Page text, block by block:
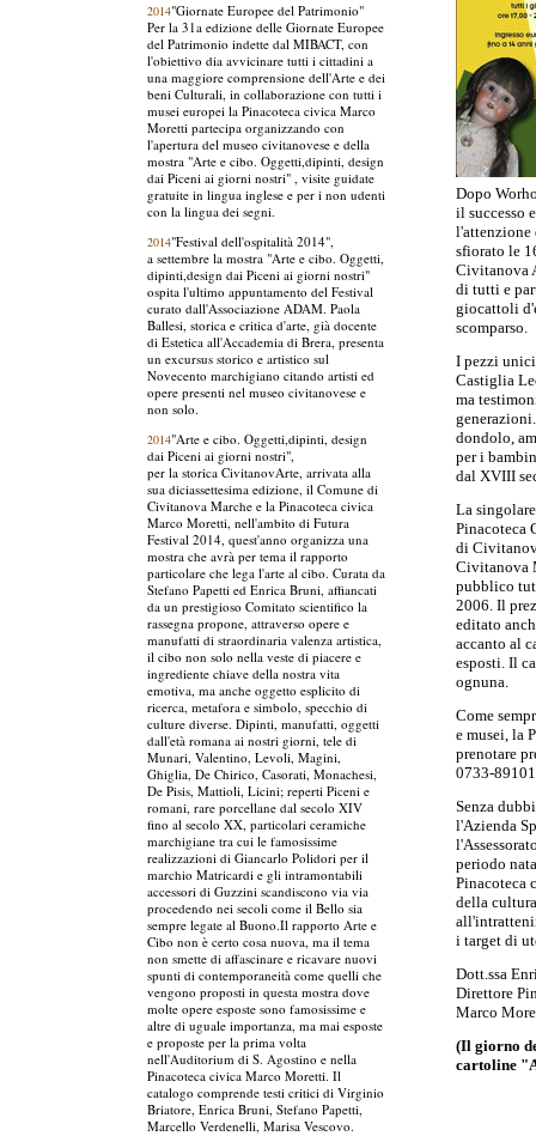
2014"Giornate Europee del Patrimonio"
Per la 31a edizione delle Giornate Europee
del Patrimonio indette dal MIBACT, con
l'obiettivo dia avvicinare tutti i cittadini a
una maggiore comprensione dell'Arte e dei
beni Culturali, in collaborazione con tutti i
musei europei la Pinacoteca civica Marco
Moretti partecipa organizzando con
l'apertura del museo civitanovese e della
mostra "Arte e cibo. Oggetti,dipinti, design
dai Piceni ai giorni nostri" , visite guidate
gratuite in lingua inglese e per i non udenti
con la lingua dei segni.
2014"Festival dell'ospitalità 2014",
a settembre la mostra "Arte e cibo. Oggetti,
dipinti,design dai Piceni ai giorni nostri"
ospita l'ultimo appuntamento del Festival
curato dall'Associazione ADAM. Paola
Ballesi, storica e critica d'arte, già docente
di Estetica all'Accademia di Brera, presenta
un excursus storico e artistico sul
Novecento marchigiano citando artisti ed
opere presenti nel museo civitanovese e
non solo.
2014"Arte e cibo. Oggetti,dipinti, design
dai Piceni ai giorni nostri",
per la storica CivitanovArte, arrivata alla
sua diciassettesima edizione, il Comune di
Civitanova Marche e la Pinacoteca civica
Marco Moretti, nell'ambito di Futura
Festival 2014, quest'anno organizza una
mostra che avrà per tema il rapporto
particolare che lega l'arte al cibo. Curata da
Stefano Papetti ed Enrica Bruni, affiancati
da un prestigioso Comitato scientifico la
rassegna propone, attraverso opere e
manufatti di straordinaria valenza artistica,
il cibo non solo nella veste di piacere e
ingrediente chiave della nostra vita
emotiva, ma anche oggetto esplicito di
ricerca, metafora e simbolo, specchio di
culture diverse. Dipinti, manufatti, oggetti
dall'età romana ai nostri giorni, tele di
Munari, Valentino, Levoli, Magini,
Ghiglia, De Chirico, Casorati, Monachesi,
De Pisis, Mattioli, Licini; reperti Piceni e
romani, rare porcellane dal secolo XIV
fino al secolo XX, particolari ceramiche
marchigiane tra cui le famosissime
realizzazioni di Giancarlo Polidori per il
marchio Matricardi e gli intramontabili
accessori di Guzzini scandiscono via via
procedendo nei secoli come il Bello sia
sempre legate al Buono.Il rapporto Arte e
Cibo non è certo cosa nuova, ma il tema
non smette di affascinare e ricavare nuovi
spunti di contemporaneità come quelli che
vengono proposti in questa mostra dove
molte opere esposte sono famosissime e
altre di uguale importanza, ma mai esposte
e proposte per la prima volta
nell'Auditorium di S. Agostino e nella
Pinacoteca civica Marco Moretti. Il
catalogo comprende testi critici di Virginio
Briatore, Enrica Bruni, Stefano Papetti,
Marcello Verdenelli, Marisa Vescovo.
Dopo
il successo
l'attenzione
sfiorato le
Civitanova
di tutti e
giocattoli
scomparso.
I pezzi
Castiglia
ma
dondolo,
per i
dal XVIII
La
Pinacoteca
di
Civitanova
pubblico
2006. Il
editato
accanto al
esposti. Il
ognuna.
Come
e musei, la
prenotare
0733-
Senza
l'Azienda
periodo
Pinacoteca
della
i target di
Dott.ssa
Direttore
Marco
(Il giorno
cartoline